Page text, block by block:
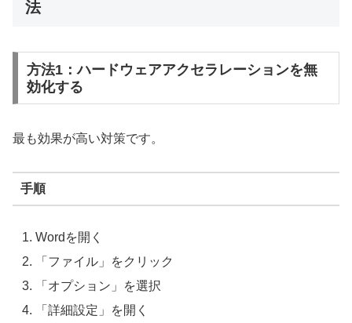
法
方法1：ハードウェアアクセラレーションを無
効化する
最も効果が高い対策です。
手順
Wordを開く
「ファイル」をクリック
「オプション」を選択
「詳細設定」を開く